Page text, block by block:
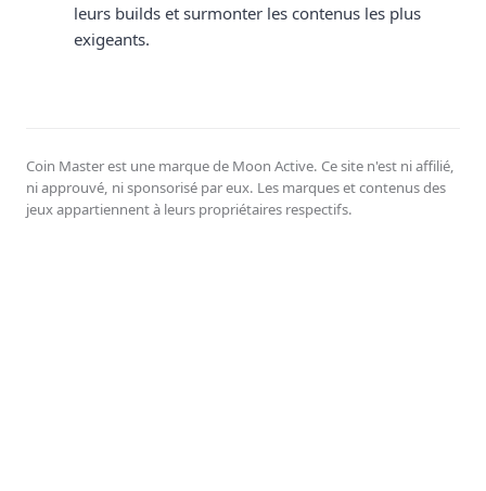
leurs builds et surmonter les contenus les plus
exigeants.
Coin Master est une marque de Moon Active. Ce site n'est ni affilié,
ni approuvé, ni sponsorisé par eux. Les marques et contenus des
jeux appartiennent à leurs propriétaires respectifs.